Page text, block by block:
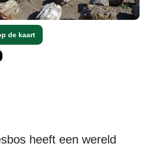
de kaart
heeft een wereld